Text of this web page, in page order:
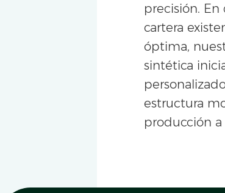
precisión. En
cartera
óptima,
sintética
estructura
producción a